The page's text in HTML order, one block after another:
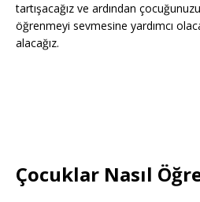
tartışacağız ve ardından
öğrenmeyi sevmesine yardımcı
alacağız.
Çocuklar Nasıl